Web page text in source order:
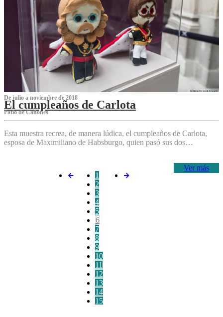
De julio a noviembre de 2018
El cumpleaños de Carlota
Patio de Cañones
Esta muestra recrea, de manera lúdica, el cumpleaños de Carlota,
esposa de Maximiliano de Habsburgo, quien pasó sus dos…
Ver más
1
2
3
4
5
6
7
8
9
10
11
12
13
14
15